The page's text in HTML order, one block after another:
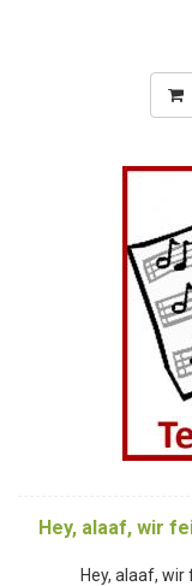
Hey, alaaf, wir
Hey, alaaf,